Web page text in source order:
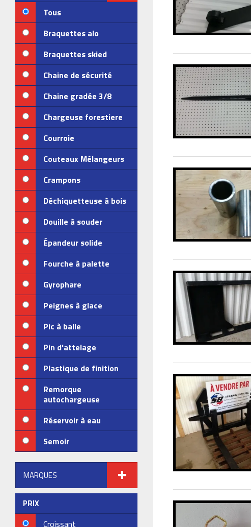
Tous
Braquettes alo
Braquettes skied
Chaine de sécurité
Chaine gradée 3/8
Chargeuse forestiere
Courroie
Couteaux Mélangeurs
Crampons
Déchiquetteuse à bois
Douille à souder
Épandeur solide
Fourche à palette
Gyrophare
Peignes à glace
Pic à balle
Pin d'attelage
Plastique de finition
Remorque
autochargeuse
Réservoir à eau
Semoir
MARQUES
PRIX
Croissant